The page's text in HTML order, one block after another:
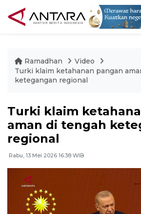
Ramadhan
Video
Turki klaim ketahanan pangan
ketegangan regional
Turki klaim
aman di tengah
regional
Rabu, 13 Mei 2026 16:38 WIB